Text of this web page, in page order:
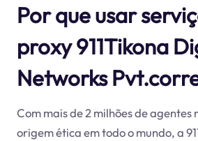
Por que usar
proxy 911Tikona
Networks
Com mais de 2 milhões de agentes
origem ética em todo o mundo, a